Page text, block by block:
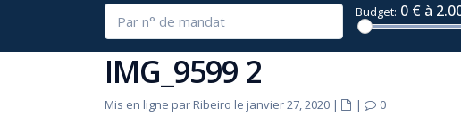
Budget: 0 € à
IMG_9599 2
Mis en ligne par Ribeiro le janvier 27, 2020 | | 0